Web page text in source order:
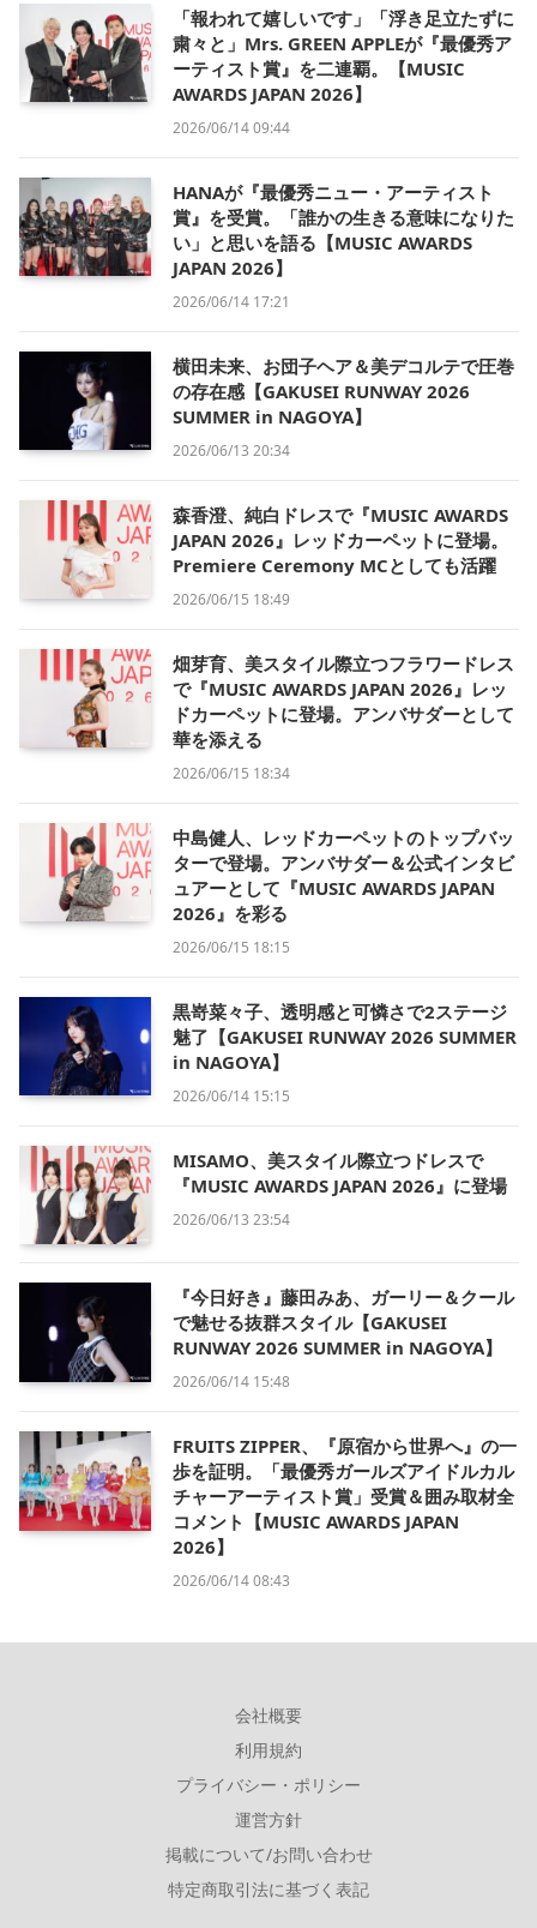
「報われて嬉しいです」「浮き足立たずに
粛々と」Mrs. GREEN APPLEが『最優秀ア
ーティスト賞』を二連覇。【MUSIC
AWARDS JAPAN 2026】
2026/06/14 09:44
HANAが『最優秀ニュー・アーティスト
賞』を受賞。「誰かの生きる意味になりた
い」と思いを語る【MUSIC AWARDS
JAPAN 2026】
2026/06/14 17:21
横田未来、お団子ヘア＆美デコルテで圧巻
の存在感【GAKUSEI RUNWAY 2026
SUMMER in NAGOYA】
2026/06/13 20:34
森香澄、純白ドレスで『MUSIC AWARDS
JAPAN 2026』レッドカーペットに登場。
Premiere Ceremony MCとしても活躍
2026/06/15 18:49
畑芽育、美スタイル際立つフラワードレス
で『MUSIC AWARDS JAPAN 2026』レッ
ドカーペットに登場。アンバサダーとして
華を添える
2026/06/15 18:34
中島健人、レッドカーペットのトップバッ
ターで登場。アンバサダー＆公式インタビ
ュアーとして『MUSIC AWARDS JAPAN
2026』を彩る
2026/06/15 18:15
黒嵜菜々子、透明感と可憐さで2ステージ
魅了【GAKUSEI RUNWAY 2026 SUMMER
in NAGOYA】
2026/06/14 15:15
MISAMO、美スタイル際立つドレスで
『MUSIC AWARDS JAPAN 2026』に登場
2026/06/13 23:54
『今日好き』藤田みあ、ガーリー＆クール
で魅せる抜群スタイル【GAKUSEI
RUNWAY 2026 SUMMER in NAGOYA】
2026/06/14 15:48
FRUITS ZIPPER、『原宿から世界へ』の一
歩を証明。「最優秀ガールズアイドルカル
チャーアーティスト賞」受賞＆囲み取材全
コメント【MUSIC AWARDS JAPAN
2026】
2026/06/14 08:43
会社概要
利用規約
プライバシー・ポリシー
運営方針
掲載について/お問い合わせ
特定商取引法に基づく表記